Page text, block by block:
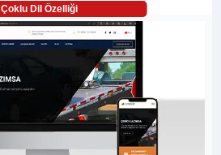
Çoklu Dil Özelliği